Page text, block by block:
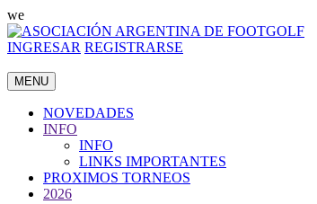
we
INGRESAR REGISTRARSE
MENU
NOVEDADES
INFO
INFO
LINKS IMPORTANTES
PROXIMOS TORNEOS
2026